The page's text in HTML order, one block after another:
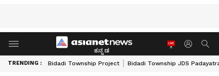
ಕನ್ನಡ
TRENDING : Bidadi Township Project Bidadi Township JDS